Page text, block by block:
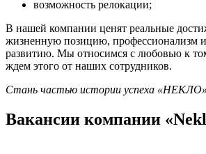
возможность релокации;
В нашей компании ценят реальные
жизненную позицию, профессионализм
развитию. Мы относимся с любовью к
ждем этого от наших сотрудников.
Стань частью истории успеха
Вакансии компании